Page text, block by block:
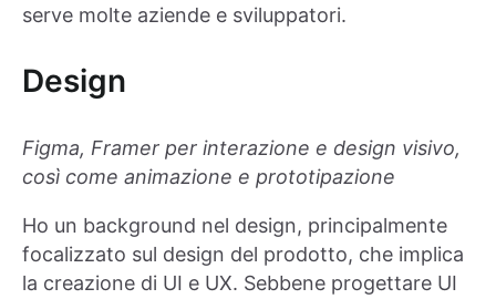
serve molte aziende e sviluppatori.
Design
Figma, Framer per interazione e design visivo,
così come animazione e prototipazione
Ho un background nel design, principalmente
focalizzato sul design del prodotto, che implica
la creazione di UI e UX. Sebbene progettare UI